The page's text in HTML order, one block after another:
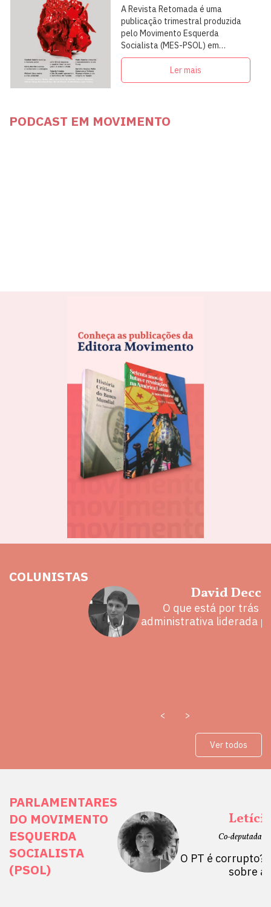
A Revista Retomada é uma
publicação trimestral produzida
pelo Movimento Esquerda
Socialista (MES-PSOL) em
articulação com intelectuais,
militantes e artistas
Ler mais
PODCAST EM MOVIMENTO
COLUNISTAS
David
O que está por trás
administrativa liderada
< >
Ver todos
PARLAMENTARES
DO MOVIMENTO
ESQUERDA
SOCIALISTA
(PSOL)
Direitos
do Sul, SP)
Mulheres por +
Público abre
Co-deputada
O PT é corrupto?
sobre a